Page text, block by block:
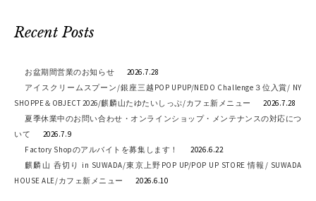
ゲ
シ
ョ
ン
Recent Posts
お盆期間営業のお知らせ
2026.7.28
アイスクリームスプーン/銀座三越POP UPUP/NEDO Challenge３位入賞/ NY
SHOPPE＆OBJECT 2026/麒麟山たゆたいしっぷ/カフェ新メニュー
2026.7.28
夏季休業中のお問い合わせ・オンラインショップ・メンテナンスの対応につ
いて
2026.7.9
Factory Shopのアルバイトを募集します！
2026.6.22
麒麟山 呑切り in SUWADA/東京上野POP UP/POP UP STORE 情報/ SUWADA
HOUSE ALE/カフェ新メニュー
2026.6.10